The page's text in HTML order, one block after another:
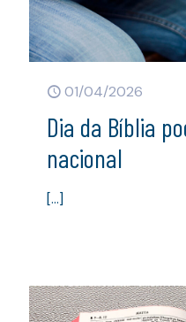
01/04/2026
Dia da Bíblia
nacional
[…]